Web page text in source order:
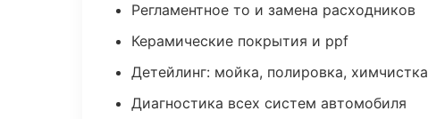
Регламентное то и замена расходников
Керамические покрытия и ppf
Детейлинг: мойка, полировка, химчистка
Диагностика всех систем автомобиля